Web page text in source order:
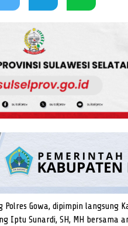
Polres Gowa, dipimpin langsung
Iptu Sunardi, SH, MH bersama